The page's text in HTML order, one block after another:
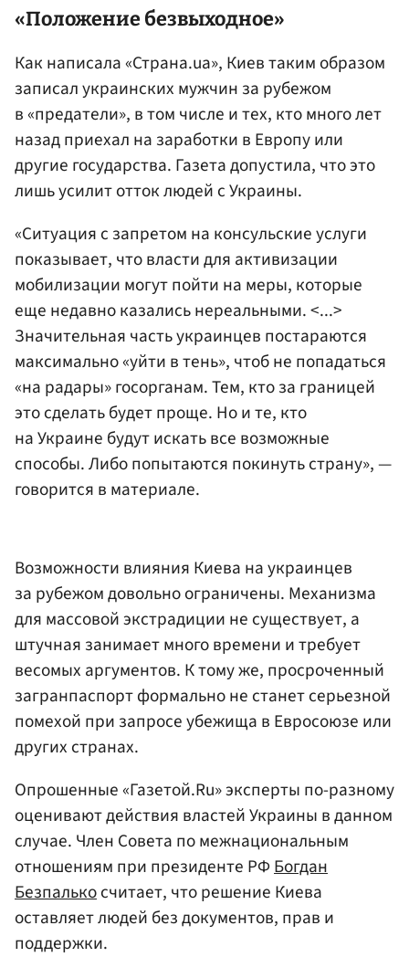
«Положение безвыходное»
Как написала «Страна.ua», Киев таким образом
записал украинских мужчин за рубежом
в «предатели», в том числе и тех, кто много лет
назад приехал на заработки в Европу или
другие государства. Газета допустила, что это
лишь усилит отток людей с Украины.
«Ситуация с запретом на консульские услуги
показывает, что власти для активизации
мобилизации могут пойти на меры, которые
еще недавно казались нереальными. <...>
Значительная часть украинцев постараются
максимально «уйти в тень», чтоб не попадаться
«на радары» госорганам. Тем, кто за границей
это сделать будет проще. Но и те, кто
на Украине будут искать все возможные
способы. Либо попытаются покинуть страну», —
говорится в материале.
Возможности влияния Киева на украинцев
за рубежом довольно ограничены. Механизма
для массовой экстрадиции не существует, а
штучная занимает много времени и требует
весомых аргументов. К тому же, просроченный
загранпаспорт формально не станет серьезной
помехой при запросе убежища в Евросоюзе или
других странах.
Опрошенные «Газетой.Ru» эксперты по-разному
оценивают действия властей Украины в данном
случае. Член Совета по межнациональным
отношениям при президенте РФБогдан
Безпалькосчитает, что решение Киева
оставляет людей без документов, прав и
поддержки.